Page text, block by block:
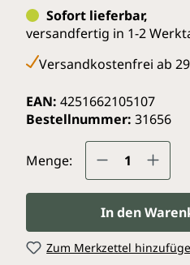
Sofort lieferbar,
versandfertig in 1-2
Versandkostenfrei ab 29
EAN: 4251662105107
Bestellnummer: 31656
Menge: Produkt
In den
Zum Merkzettel